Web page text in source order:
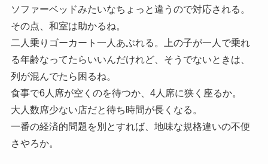
ソファーベッドみたいなちょっと違うので対応される。
その点、和室は助かるね。
二人乗りゴーカート一人あぶれる。上の子が一人で乗れ
る年齢なってたらいいんだけれど、そうでないときは、
列が混んでたら困るね。
食事で6人席が空くのを待つか、4人席に狭く座るか。
大人数席少ない店だと待ち時間が長くなる。
一番の経済的問題を別とすれば、地味な規格違いの不便
さやろか。